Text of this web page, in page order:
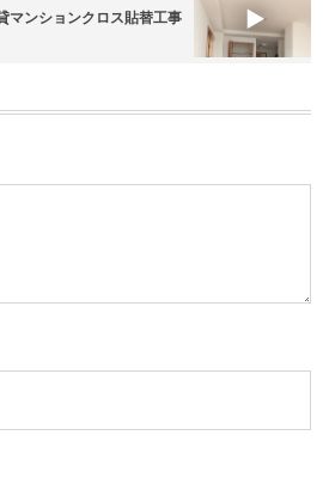
マンションクロス貼替工事